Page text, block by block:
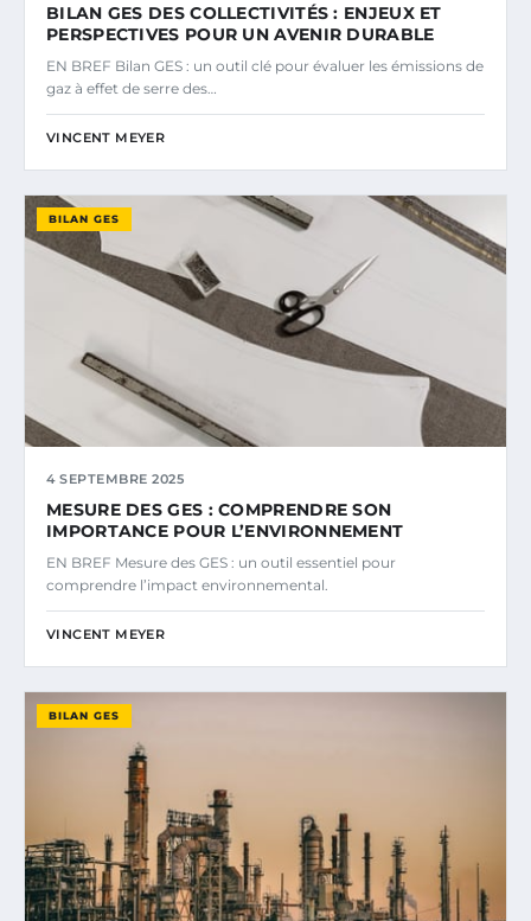
BILAN GES DES COLLECTIVITÉS : ENJEUX ET
PERSPECTIVES POUR UN AVENIR DURABLE
EN BREF Bilan GES : un outil clé pour évaluer les émissions de
gaz à effet de serre des…
VINCENT MEYER
BILAN GES
4 SEPTEMBRE 2025
MESURE DES GES : COMPRENDRE SON
IMPORTANCE POUR L’ENVIRONNEMENT
EN BREF Mesure des GES : un outil essentiel pour
comprendre l’impact environnemental.
VINCENT MEYER
BILAN GES